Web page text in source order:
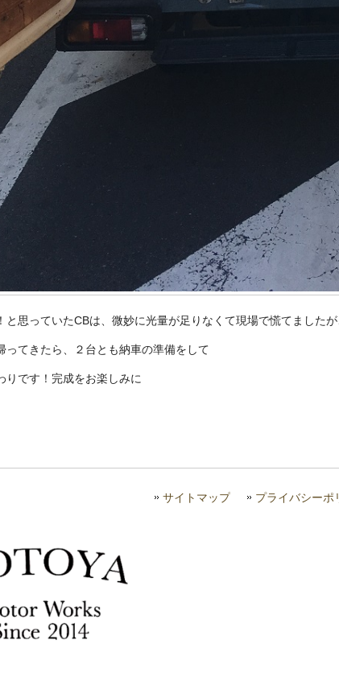
と思っていたCBは、微妙に光量が足りなくて現場で慌てました
ってきたら、２台とも納車の準備をして
りです！完成をお楽しみに
サイトマップ プライバシーポ